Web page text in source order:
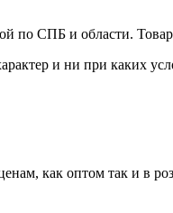
по СПБ и области.
и ни при каких
как оптом так и в